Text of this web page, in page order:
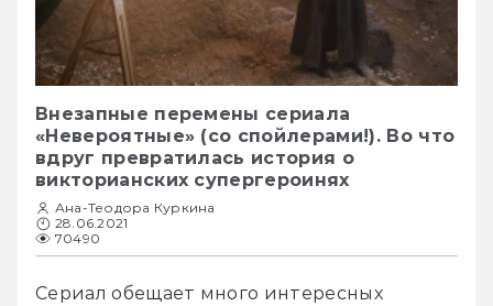
Внезапные перемены сериала
«Невероятные» (со спойлерами!). Во что
вдруг превратилась история о
викторианских супергероинях
Ана-Теодора Куркина
28.06.2021
70490
Сериал обещает много интересных